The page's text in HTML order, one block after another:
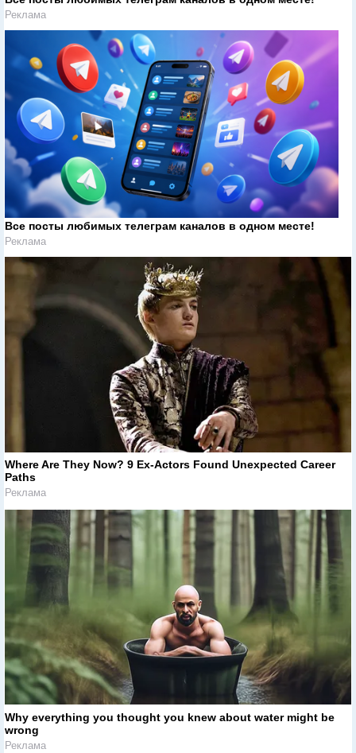
Реклама
Все посты любимых телеграм каналов в одном месте!
Реклама
Where Are They Now? 9 Ex-Actors Found Unexpected Career
Paths
Реклама
Why everything you thought you knew about water might be
wrong
Реклама